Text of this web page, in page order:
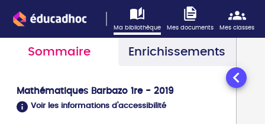
Ma bibliothèque Mes documents Mes classes
Information : ce lecteur n'est pas optimisé pour
Vous avez sélectionné la page 1
Sommaire Enrichissements
Mathématiques Barbazo 1re - 2019
Voir les informations d'accessibilité